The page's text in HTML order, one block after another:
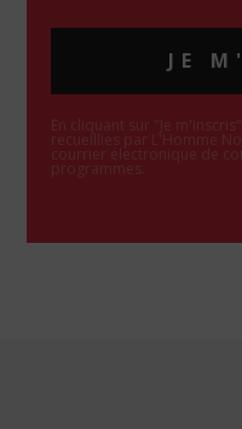
JE
En cliquant sur "Je
recueillies par L'Homme
courrier électronique de
programmes.